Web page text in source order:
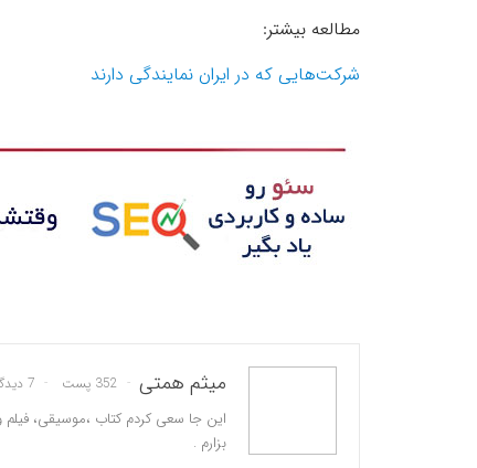
مطالعه بیشتر:
شرکت‌هایی که در ایران نمایندگی دارند
میثم همتی 352 پست 7 دیدگاه
این جا سعی کردم کتاب ،موسیقی،
بزارم .